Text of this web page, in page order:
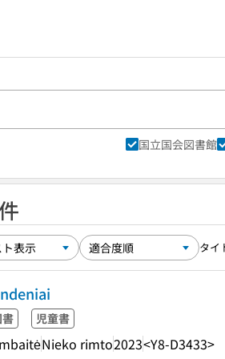
国立国会図書館
タイ
書 児童書
Nieko rimto2023<Y8-D3433>